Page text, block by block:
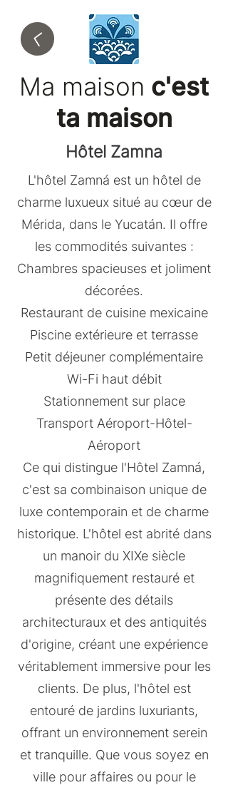
Ma maison c'est
ta maison
Hôtel Zamna
L'hôtel Zamná est un hôtel de
charme luxueux situé au cœur de
Mérida, dans le Yucatán. Il offre
les commodités suivantes :
Chambres spacieuses et joliment
décorées.
Restaurant de cuisine mexicaine
Piscine extérieure et terrasse
Petit déjeuner complémentaire
Wi-Fi haut débit
Stationnement sur place
Transport Aéroport-Hôtel-
Aéroport
Ce qui distingue l'Hôtel Zamná,
c'est sa combinaison unique de
luxe contemporain et de charme
historique. L'hôtel est abrité dans
un manoir du XIXe siècle
magnifiquement restauré et
présente des détails
architecturaux et des antiquités
d'origine, créant une expérience
véritablement immersive pour les
clients. De plus, l'hôtel est
entouré de jardins luxuriants,
offrant un environnement serein
et tranquille. Que vous soyez en
ville pour affaires ou pour le